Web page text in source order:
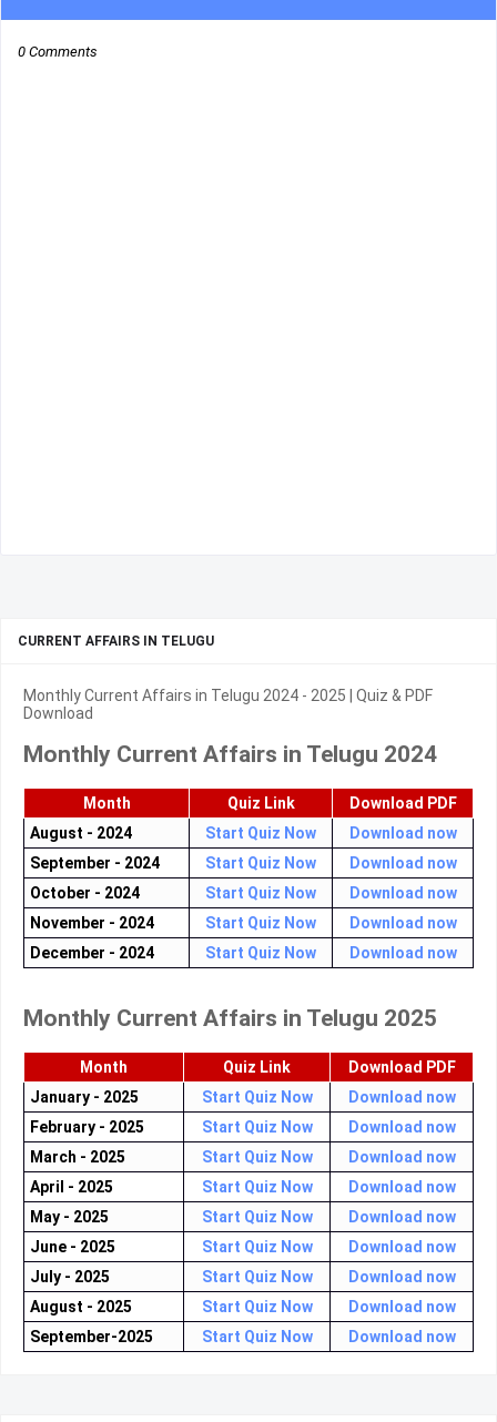
0 Comments
CURRENT AFFAIRS IN TELUGU
Monthly Current Affairs in Telugu 2024 - 2025 | Quiz & PDF
Download
Monthly Current Affairs in Telugu 2024
Month Quiz Link
Download PDF
August - 2024
Start Quiz Now
Download now
September - 2024
Start Quiz Now
Download now
October - 2024
Start Quiz Now
Download now
November - 2024
Start Quiz Now
Download now
December - 2024
Start Quiz Now Download now
Monthly Current Affairs in Telugu 2025
Month Quiz Link
Download PDF
January - 2025
Start Quiz Now
Download now
February - 2025
Start Quiz Now
Download now
March - 2025
Start Quiz Now
Download now
April - 2025
Start Quiz Now
Download now
May - 2025
Start Quiz Now
Download now
June - 2025
Start Quiz Now
Download now
July - 2025
Start Quiz Now
Download now
August - 2025
Start Quiz Now
Download now
September-2025
Start Quiz Now Download now